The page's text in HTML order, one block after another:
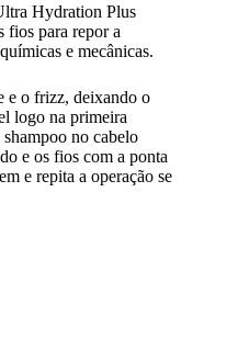
Hydration Plus
fios para repor a
e mecânicas.
e o frizz, deixando o
logo na primeira
no cabelo
e os fios com a ponta
e repita a operação se